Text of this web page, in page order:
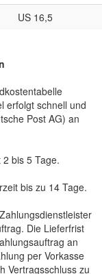
US 16,5
erfolgt schnell und
Post AG) an
bis 5 Tage.
bis zu 14 Tage.
Die Lieferfrist
an
per Vorkasse
Vertragsschluss zu